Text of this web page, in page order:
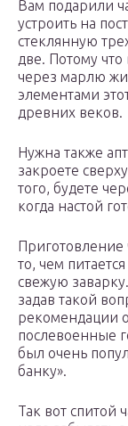
Вам подарили
устроить на
стеклянную
две. Потому
через марлю
элементами
древних веков.
Нужна также
закроете
того, будете
когда настой
Приготовление
то, чем
свежую
задав такой
рекомендации
послевоенные
был очень
банку».
Так вот спитой